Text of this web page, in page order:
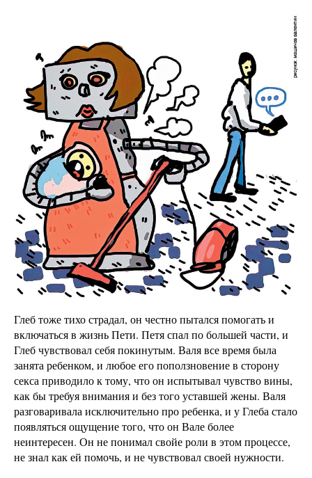
Глеб тоже тихо страдал, он честно пытался помогать и
включаться в жизнь Пети. Петя спал по большей части, и
Глеб чувствовал себя покинутым. Валя все время была
занята ребенком, и любое его поползновение в сторону
секса приводило к тому, что он испытывал чувство вины,
как бы требуя внимания и без того уставшей жены. Валя
разговаривала исключительно про ребенка, и у Глеба стало
появляться ощущение того, что он Вале более
неинтересен. Он не понимал свойе роли в этом процессе,
не знал как ей помочь, и не чувствовал своей нужности.